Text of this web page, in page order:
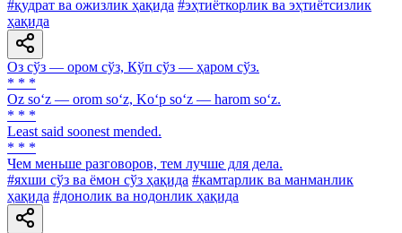
#қудрат ва ожизлик ҳақида #эҳтиёткорлик ва эҳтиётсизлик
ҳақида
Оз сўз — ором сўз, Кўп сўз — ҳаром сўз.
* * *
Oz so‘z — orom so‘z, Ko‘p so‘z — harom so‘z.
* * *
Least said soonest mended.
* * *
Чем меньше разговоров, тем лучше для дела.
#яхши сўз ва ёмон сўз ҳақида #камтарлик ва манманлик
ҳақида #донолик ва нодонлик ҳақида